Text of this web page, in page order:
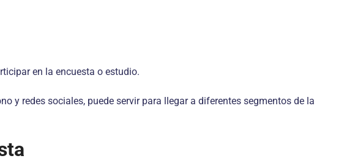
en la encuesta o estudio.
y redes sociales, puede servir para llegar a diferentes segmentos de la